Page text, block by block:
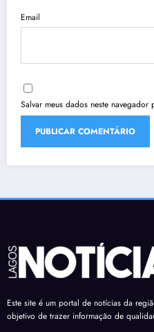
Email
Salvar meus dados neste
Este site é um portal de notícias da
objetivo de trazer informação de